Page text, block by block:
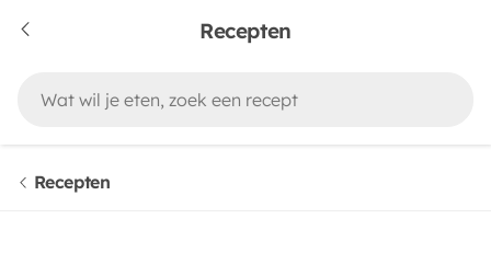
Recepten
Recepten